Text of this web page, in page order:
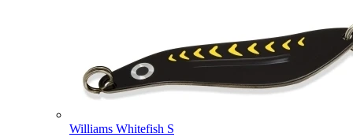
Williams Whitefish S